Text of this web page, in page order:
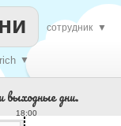
▼
сотрудник ▼
выходные дни.
18:00